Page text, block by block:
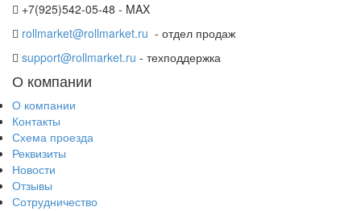
+7(925)542-05-48 - MAX
rollmarket@rollmarket.ru - отдел продаж
support@rollmarket.ru - техподдержка
О компании
О компании
Контакты
Схема проезда
Реквизиты
Новости
Отзывы
Сотрудничество